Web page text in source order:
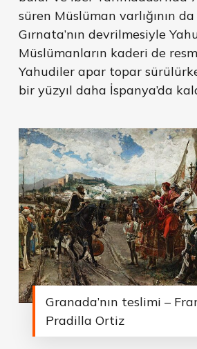
süren Müslüman varlığının
Gırnata’nın devrilmesiyle
Müslümanların kaderi de
Yahudiler apar topar
bir yüzyıl daha İspanya’da
Granada’nın teslimi –
Pradilla Ortiz